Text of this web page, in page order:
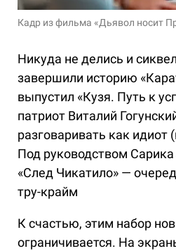
Кадр из фильма «Дьявол носит
Никуда не делись и
завершили историю
выпустил «Кузя. Путь к
патриот Виталий
разговаривать как идиот
Под руководством
«След Чикатило» —
тру-крайм
К счастью, этим набор
ограничивается. На